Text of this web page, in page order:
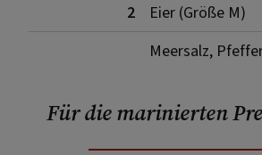
2
Eier (Größe M)
Meersalz,
Für die marinierten